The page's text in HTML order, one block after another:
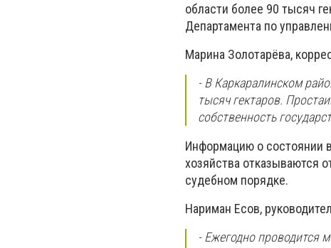
области более 90 тысяч
Департамента по
Марина Золотарёва,
- В Каркаралинском
тысяч гектаров.
собственность
Информацию о состоянии
хозяйства отказываются
судебном порядке.
Нариман Есов,
- Ежегодно проводится